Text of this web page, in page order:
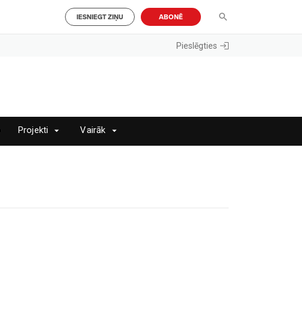
IESNIEGT ZIŅU ABONĒ
Pieslēgties
Projekti Vairāk